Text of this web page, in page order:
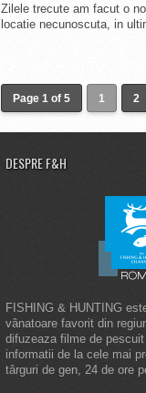
Zilele trecute am facut o
locatie necunoscuta, in
Page 1 of 5 1 2
DESPRE F&H
FISHING & HUNTING
vânatoare favorit din
difuzeaza filme de
informatii de la cele mai
târguri de gen, 24 de ore